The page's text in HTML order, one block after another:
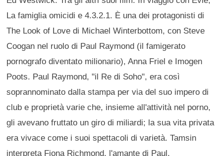
La famiglia omicidi e 4.3.2.1. È una dei protagonisti di
The Look of Love di Michael Winterbottom, con Steve
Coogan nel ruolo di Paul Raymond (il famigerato
pornografo diventato milionario), Anna Friel e Imogen
Poots. Paul Raymond, "il Re di Soho", era così
soprannominato dalla stampa per via del suo impero di
club e proprietà varie che, insieme all'attività nel porno,
gli avevano fruttato un giro di miliardi; la sua vita privata
era vivace come i suoi spettacoli di varietà. Tamsin
interpreta Fiona Richmond, l'amante di Paul,